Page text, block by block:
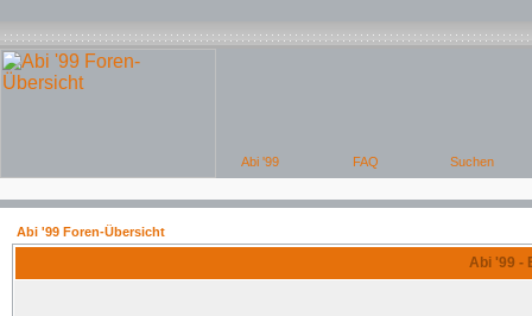
Abi '99 Foren-Übersicht
Abi '99 -